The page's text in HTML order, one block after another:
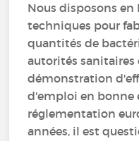
Nous disposons en
techniques pour
quantités de
autorités sanitaires
démonstration
d'emploi en bonne
réglementation
années, il est